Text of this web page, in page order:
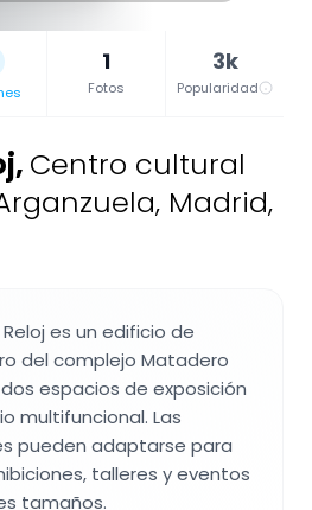
1
Fotos
3k
Popularidad
, Centro cultural
Madrid,
es un edificio de
del complejo Matadero
espacios de exposición
multifuncional. Las
pueden adaptarse para
talleres y eventos
tamaños.